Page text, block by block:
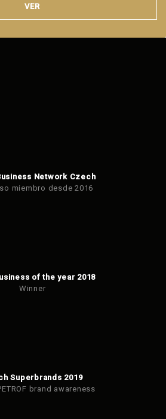
VER
Network Czech
miembro desde 2016
of the year 2018
Winner
Superbrands 2019
brand awareness